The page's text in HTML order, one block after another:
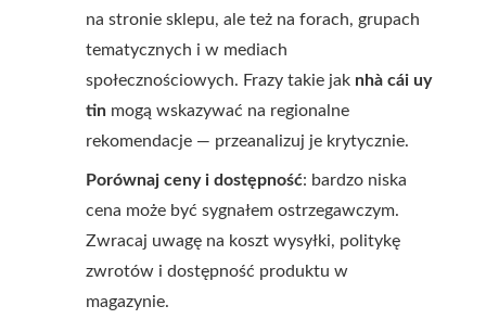
na stronie sklepu, ale też na forach, grupach
tematycznych i w mediach
społecznościowych. Frazy takie jak nhà cái uy
tin mogą wskazywać na regionalne
rekomendacje — przeanalizuj je krytycznie.
Porównaj ceny i dostępność: bardzo niska
cena może być sygnałem ostrzegawczym.
Zwracaj uwagę na koszt wysyłki, politykę
zwrotów i dostępność produktu w
magazynie.